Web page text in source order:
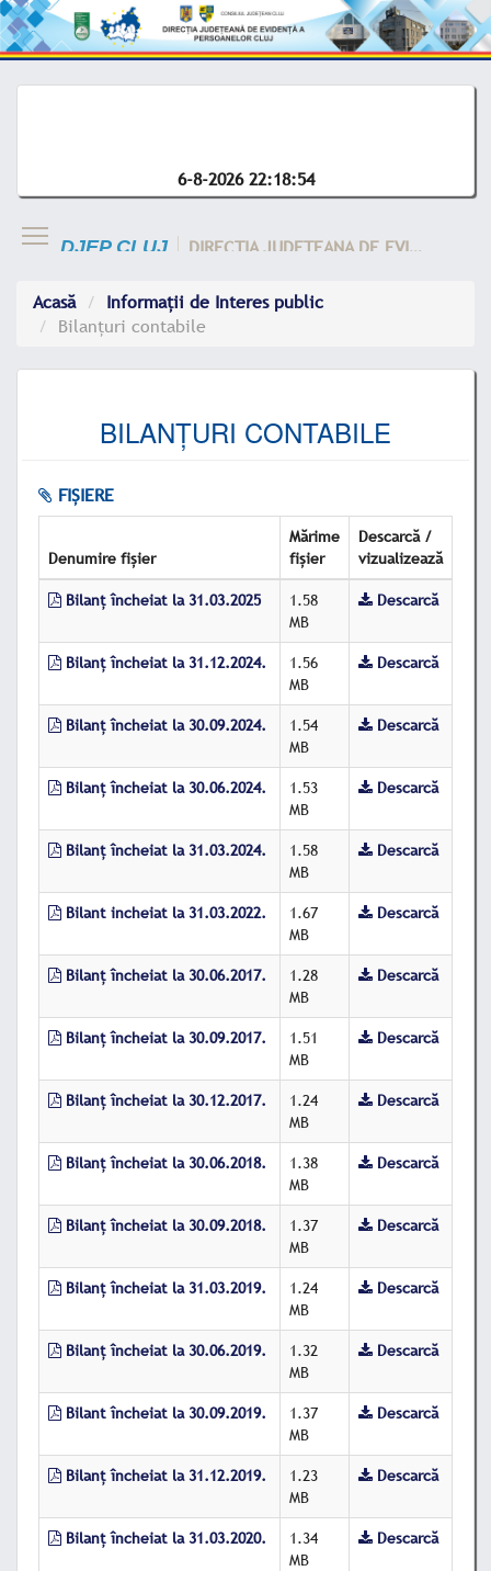
6-8-2026 22:18:54
DJEP CLUJ DIRECTIA JUDETEANA DE EVIDENTA A CLUJ
Acasă
Informații de Interes public
Bilanțuri contabile
BILANȚURI CONTABILE
FIȘIERE
Denumire fișier
Mărime
fișier
Descarcă /
vizualizează
Bilanț încheiat la 31.03.2025
1.58
MB
Descarcă
Bilanț încheiat la 31.12.2024.
1.56
MB
Descarcă
Bilanț încheiat la 30.09.2024.
1.54
MB
Descarcă
Bilanț încheiat la 30.06.2024.
1.53
MB
Descarcă
Bilanț încheiat la 31.03.2024.
1.58
MB
Descarcă
Bilant incheiat la 31.03.2022.
1.67
MB
Descarcă
Bilanț încheiat la 30.06.2017.
1.28
MB
Descarcă
Bilanț încheiat la 30.09.2017.
1.51
MB
Descarcă
Bilanț încheiat la 30.12.2017.
1.24
MB
Descarcă
Bilanț încheiat la 30.06.2018.
1.38
MB
Descarcă
Bilanț încheiat la 30.09.2018.
1.37
MB
Descarcă
Bilanț încheiat la 31.03.2019.
1.24
MB
Descarcă
Bilanț încheiat la 30.06.2019.
1.32
MB
Descarcă
Bilant încheiat la 30.09.2019.
1.37
MB
Descarcă
Bilanț încheiat la 31.12.2019.
1.23
MB
Descarcă
Bilanț încheiat la 31.03.2020.
1.34
MB
Descarcă